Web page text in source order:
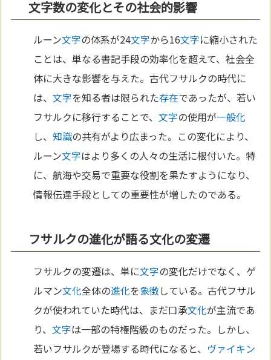
文字数の変化とその社会的影響
ルーン文字の体系が24文字から16文字に縮小された
ことは、単なる書記手段の効率化を超えて、社会全
体に大きな影響を与えた。古代フサルクの時代に
は、文字を知る者は限られた存在であったが、若い
フサルクに移行することで、文字の使用が一般化
し、知識の共有がより広まった。この変化により、
ルーン文字はより多くの人々の生活に根付いた。特
に、航海や交易で重要な役割を果たすようになり、
情報伝達手段としての重要性が増したのである。
フサルクの進化が語る文化の変遷
フサルクの変遷は、単に文字の変化だけでなく、ゲ
ルマン文化全体の進化を象徴している。古代フサル
クが使われていた時代は、まだ口承文化が主流であ
り、文字は一部の特権階級のものだった。しかし、
若いフサルクが登場する時代になると、 ヴァイキン